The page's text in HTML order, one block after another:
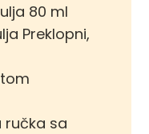
80 ml
Preklopni,
ručka sa